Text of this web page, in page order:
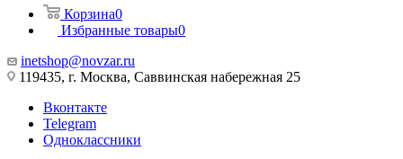
Корзина0
Избранные товары0
inetshop@novzar.ru
119435, г. Москва, Саввинская набережная 25
Вконтакте
Telegram
Одноклассники